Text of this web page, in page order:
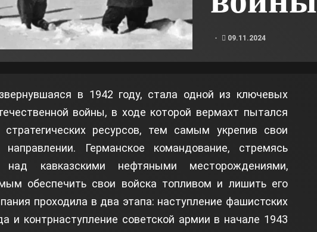
09.11.2024
в 1942 году, стала одной из ключевых
войны, в ходе которой вермахт пытался
стратегических ресурсов, тем самым укрепив свои
Германское командование, стремясь
над кавказскими нефтяными месторождениями,
обеспечить свои войска топливом и лишить его
проходила в два этапа: наступление фашистских
и контрнаступление советской армии в начале 1943